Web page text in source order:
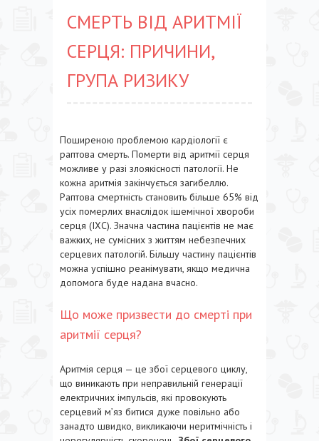
СМЕРТЬ ВІД АРИТМІЇ
СЕРЦЯ: ПРИЧИНИ,
ГРУПА РИЗИКУ
Поширеною проблемою кардіології є
раптова смерть. Померти від аритмії серця
можливе у разі злоякісності патології. Не
кожна аритмія закінчується загибеллю.
Раптова смертність становить більше 65% від
усіх померлих внаслідок ішемічної хвороби
серця (ІХС). Значна частина пацієнтів не має
важких, не сумісних з життям небезпечних
серцевих патологій. Більшу частину пацієнтів
можна успішно реанімувати, якщо медична
допомога буде надана вчасно.
Що може призвести до смерті при
аритмії серця?
Аритмія серця — це збої серцевого циклу,
що виникають при неправильній генерації
електричних імпульсів, які провокують
серцевий м’яз битися дуже повільно або
занадто швидко, викликаючи неритмічність і